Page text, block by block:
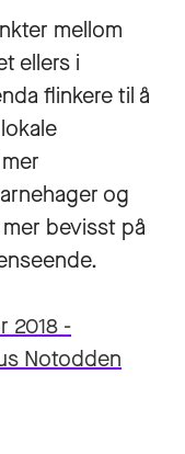
mellom
ellers i
flinkere til å
og
bevisst på